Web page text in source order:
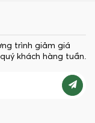
trình giảm giá
khách hàng tuần.